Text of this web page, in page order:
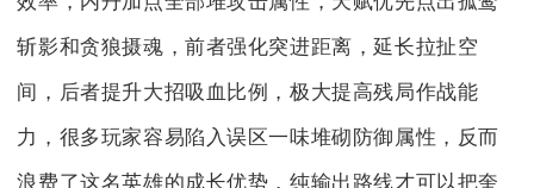
斩影和贪狼摄魂，前者强化突进距离，延长拉扯空
间，后者提升大招吸血比例，极大提高残局作战能
力，很多玩家容易陷入误区一味堆砌防御属性，反而
浪费了这名英雄的成长优势，纯输出路线才可以把奎